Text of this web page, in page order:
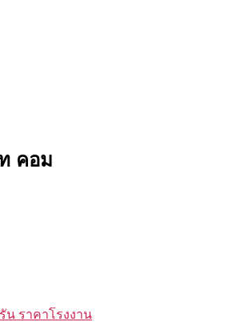
คอม
น ราคาโรงงาน